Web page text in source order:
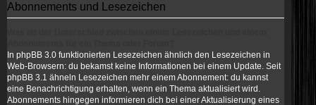
Abonnements und Lesezeichen
In phpBB 3.0 funktionierten Lesezeichen ähnlich den Lesezeichen in
Web-Browsern: du bekamst keine Informationen bei einem Update. Seit
phpBB 3.1 ähneln Lesezeichen mehr einem Abonnement: du kannst
eine Benachrichtigung erhalten, wenn ein Thema aktualisiert wird.
Abonnements hingegen informieren dich bei einer Aktualisierung eines